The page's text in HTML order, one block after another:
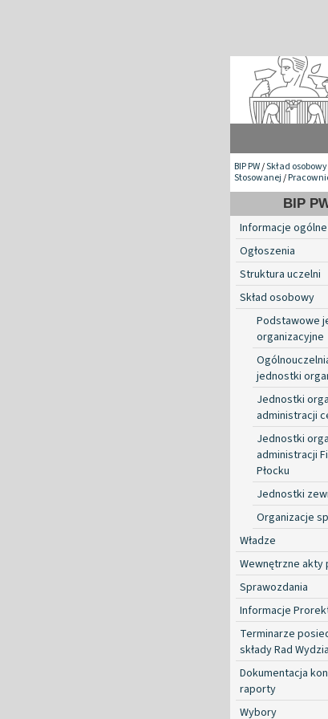
BIP PW/Skład osobowy
Stosowanej/
BIP
Informacje ogólne
Ogłoszenia
Struktura uczelni
Skład osobowy
Podstawowe
organizacyjne
jednostki
Jednostki
administracji
Jednostki
administracji
Płocku
Jednostki
Organizacje
Władze
Wewnętrzne akty
Sprawozdania
Informacje
Terminarze
składy Rad
Dokumentacja
raporty
Wybory